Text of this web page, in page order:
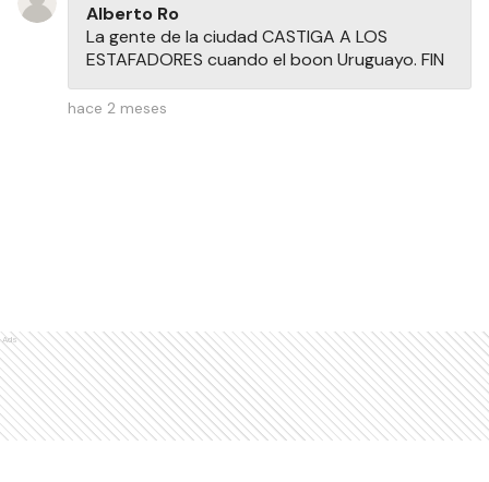
Alberto Ro
La gente de la ciudad CASTIGA A LOS
ESTAFADORES cuando el boon Uruguayo. FIN
hace 2 meses
Ads